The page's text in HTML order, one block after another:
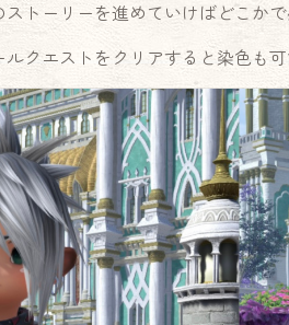
トーリーを進めていけばどこか
クエストをクリアすると染色も可